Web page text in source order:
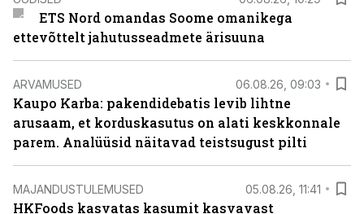
ETS Nord omandas Soome omanikega
ettevõttelt jahutusseadmete ärisuuna
ARVAMUSED 06.08.26, 09:03
Kaupo Karba: pakendidebatis levib lihtne
arusaam, et korduskasutus on alati keskkonnale
parem. Analüüsid näitavad teistsugust pilti
MAJANDUSTULEMUSED 05.08.26, 11:41
HKFoods kasvatas kasumit kasvavast